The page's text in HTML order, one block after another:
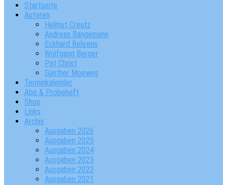
Startseite
Autoren
Helmut Creutz
Andreas Bangemann
Eckhard Behrens
Wolfgang Berger
Pat Christ
Günther Moewes
Terminkalender
Abo & Probeheft
Shop
Links
Archiv
Ausgaben 2026
Ausgaben 2025
Ausgaben 2024
Ausgaben 2023
Ausgaben 2022
Ausgaben 2021